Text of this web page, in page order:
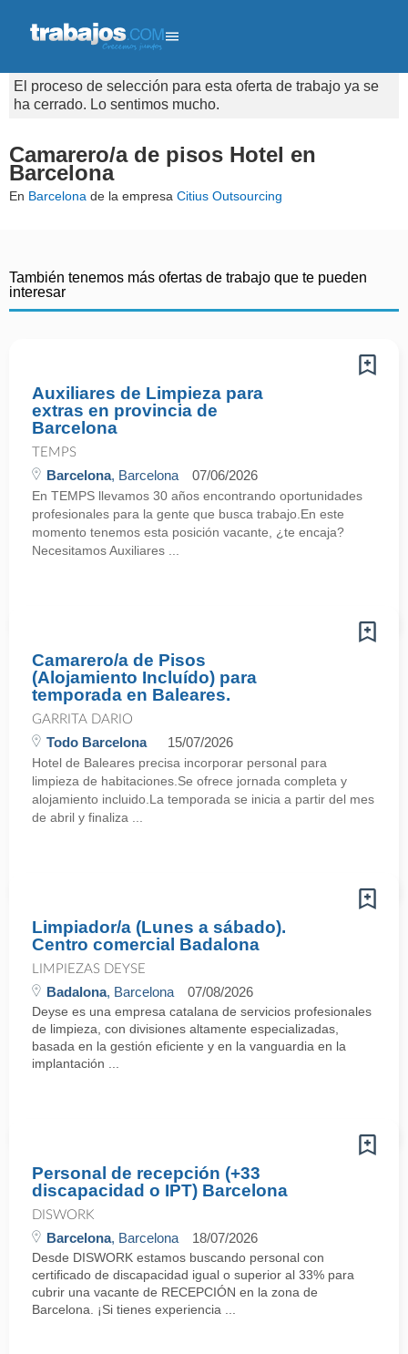
El proceso de selección para esta oferta de trabajo ya se
ha cerrado. Lo sentimos mucho.
Camarero/a de pisos Hotel en
Barcelona
En Barcelona de la empresa Citius Outsourcing
También tenemos más ofertas de trabajo que te pueden
interesar
Auxiliares de Limpieza para
extras en provincia de
Barcelona
TEMPS
Barcelona, Barcelona 07/06/2026
En TEMPS llevamos 30 años encontrando oportunidades
profesionales para la gente que busca trabajo.En este
momento tenemos esta posición vacante, ¿te encaja?
Necesitamos Auxiliares ...
Camarero/a de Pisos
(Alojamiento Incluído) para
temporada en Baleares.
GARRITA DARIO
Todo Barcelona 15/07/2026
Hotel de Baleares precisa incorporar personal para
limpieza de habitaciones.Se ofrece jornada completa y
alojamiento incluido.La temporada se inicia a partir del mes
de abril y finaliza ...
Limpiador/a (Lunes a sábado).
Centro comercial Badalona
LIMPIEZAS DEYSE
Badalona, Barcelona 07/08/2026
Deyse es una empresa catalana de servicios profesionales
de limpieza, con divisiones altamente especializadas,
basada en la gestión eficiente y en la vanguardia en la
implantación ...
Personal de recepción (+33
discapacidad o IPT) Barcelona
DISWORK
Barcelona, Barcelona 18/07/2026
Desde DISWORK estamos buscando personal con
certificado de discapacidad igual o superior al 33% para
cubrir una vacante de RECEPCIÓN en la zona de
Barcelona. ¡Si tienes experiencia ...